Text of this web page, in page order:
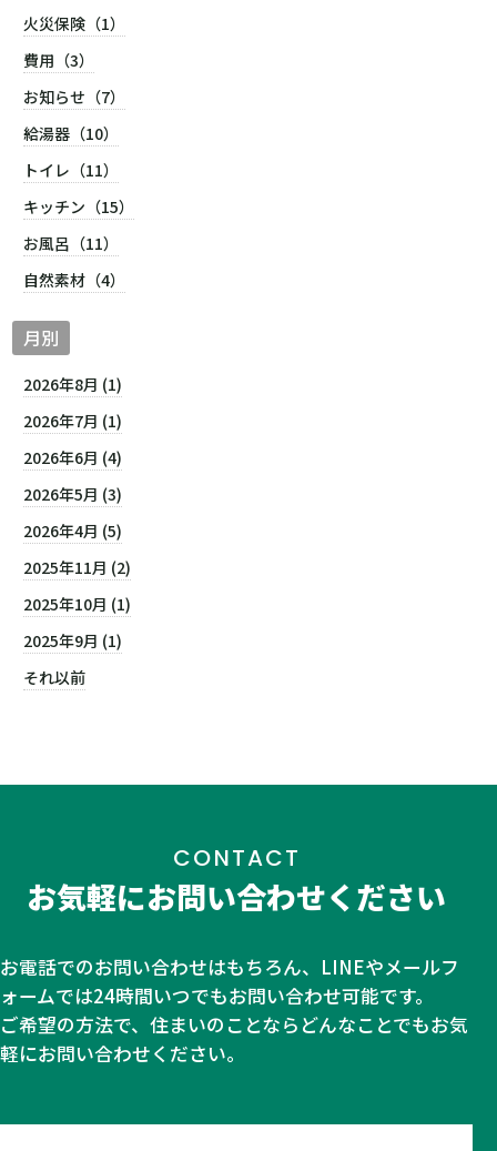
火災保険（1）
費用（3）
お知らせ（7）
給湯器（10）
トイレ（11）
キッチン（15）
お風呂（11）
自然素材（4）
月別
2026年8月 (1)
2026年7月 (1)
2026年6月 (4)
2026年5月 (3)
2026年4月 (5)
2025年11月 (2)
2025年10月 (1)
2025年9月 (1)
それ以前
CONTACT
お気軽にお問い合わせください
お電話でのお問い合わせはもちろん、LINEやメールフ
ォームでは24時間いつでもお問い合わせ可能です。
ご希望の方法で、住まいのことならどんなことでもお気
軽にお問い合わせください。